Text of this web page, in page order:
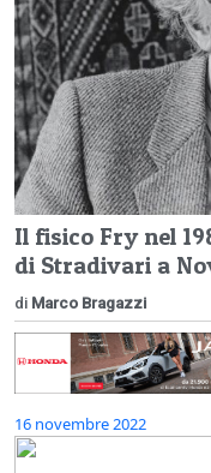
Il fisico Fry nel
di Stradivari a
di Marco Bragazzi
16 novembre 2022